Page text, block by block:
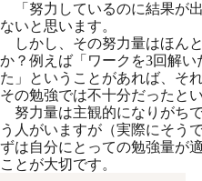
「努力しているのに結果が
ないと思います。
しかし、その努力量はほん
か？例えば「ワークを3回解
た」ということがあれば、そ
その勉強では不十分だったと
努力量は主観的になりがち
う人がいますが（実際にそう
ずは自分にとっての勉強量が
ことが大切です。